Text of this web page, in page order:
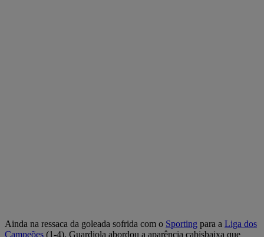
Ainda na ressaca da goleada sofrida com o Sporting para a Liga dos
Campeões (1-4), Guardiola abordou a aparência cabisbaixa que